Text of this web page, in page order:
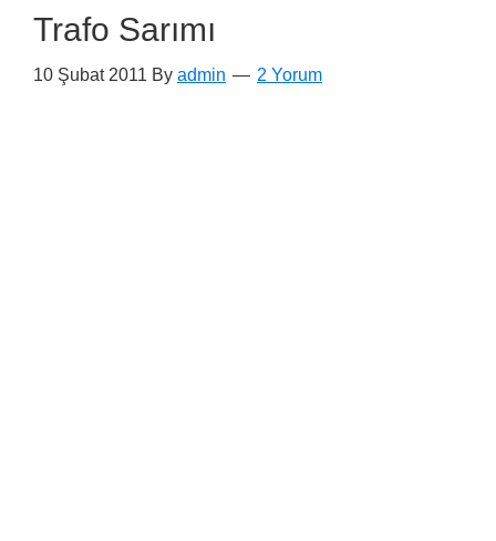
Trafo Sarımı
10 Şubat 2011 By admin 2 Yorum